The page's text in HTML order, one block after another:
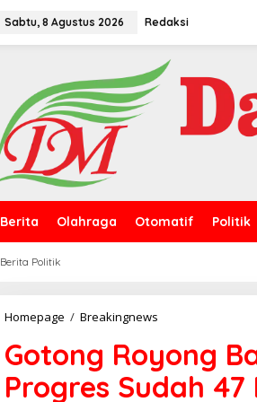
Sabtu, 8 Agustus 2026 Redaksi
Berita Olahraga Otomatif Politik
Berita Politik
Homepage / Breakingnews
t
o
n
g
Gotong Royong
Progres Sudah 47